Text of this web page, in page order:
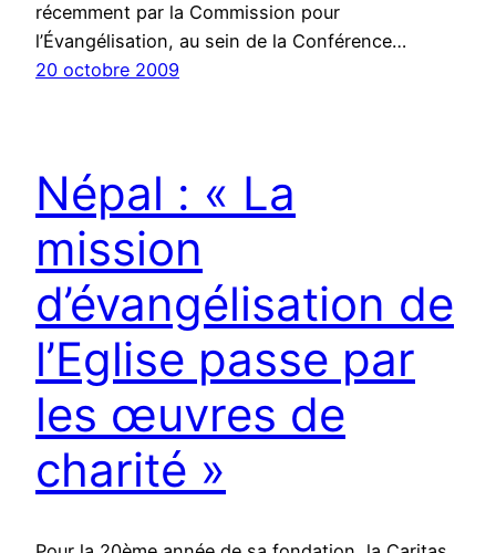
récemment par la Commission pour
l’Évangélisation, au sein de la Conférence…
20 octobre 2009
Népal : « La
mission
d’évangélisation de
l’Eglise passe par
les œuvres de
charité »